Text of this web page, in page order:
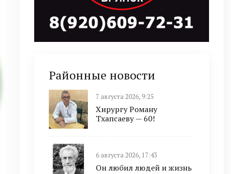
Районные новости
7 августа 2026, 9:25
Хирургу Роману
Тхапсаеву — 60!
6 августа 2026, 17:43
Он любил людей и жизнь